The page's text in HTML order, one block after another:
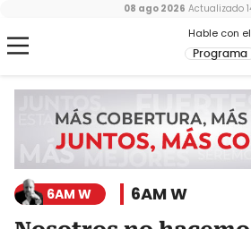
Hable con el
Programa
08 ago 2026 Actualizado
6AM W 6AM W